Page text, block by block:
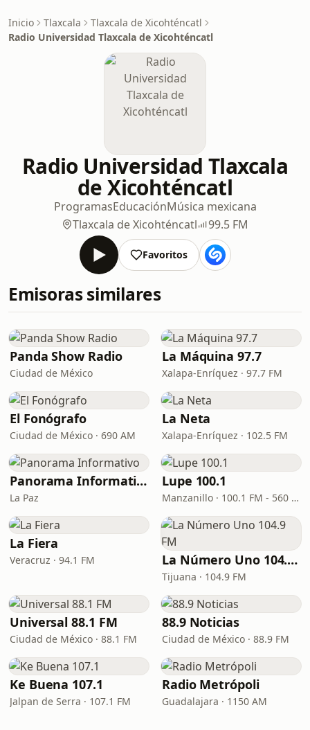
Inicio Tlaxcala
Tlaxcala de Xicohténcatl
Radio Universidad Tlaxcala de Xicohténcatl
Radio Universidad Tlaxcala
de Xicohténcatl
ProgramasEducaciónMúsica mexicana
Tlaxcala de Xicohténcatl
99.5 FM
Favoritos
Emisoras similares
Panda Show Radio
Ciudad de México
La Máquina 97.7
Xalapa-Enríquez · 97.7 FM
El Fonógrafo
Ciudad de México · 690 AM
La Neta
Xalapa-Enríquez · 102.5 FM
Panorama Informativo
La Paz
Lupe 100.1
Manzanillo · 100.1 FM - 560 AM
La Fiera
Veracruz · 94.1 FM La Número Uno 104.9 FM
Tijuana · 104.9 FM
Universal 88.1 FM
Ciudad de México · 88.1 FM
88.9 Noticias
Ciudad de México · 88.9 FM
Ke Buena 107.1
Jalpan de Serra · 107.1 FM
Radio Metrópoli
Guadalajara · 1150 AM